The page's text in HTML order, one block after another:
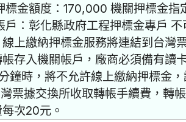
金額度：170,000 機關押標金指
：彰化縣政府工程押標金專戶
上繳納押標金服務將連結到台灣
存入機關帳戶，廠商必須備有讀
鐘時，將不允許線上繳納押標金，
票據交換所收取轉帳手續費，轉
次20元。